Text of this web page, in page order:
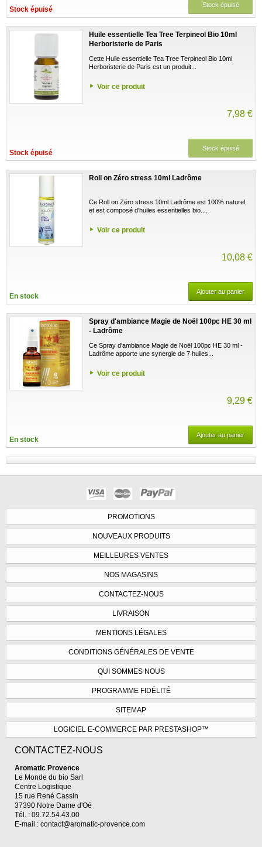
Stock épuisé
Stock épuisé
Huile essentielle Tea Tree Terpineol Bio 10ml
Herboristerie de Paris
Cette Huile essentielle Tea Tree Terpineol Bio 10ml
Herboristerie de Paris est un produit...
Voir ce produit
7,98 €
Stock épuisé
Stock épuisé
Roll on Zéro stress 10ml Ladrôme
Ce Roll on Zéro stress 10ml Ladrôme est 100% naturel,
et est composé d'huiles essentielles bio....
Voir ce produit
10,08 €
En stock
Ajouter au panier
Spray d'ambiance Magie de Noël 100pc HE 30 ml
- Ladrôme
Ce Spray d'ambiance Magie de Noël 100pc HE 30 ml -
Ladrôme apporte une synergie de 7 huiles...
Voir ce produit
9,29 €
En stock
Ajouter au panier
PROMOTIONS
NOUVEAUX PRODUITS
MEILLEURES VENTES
NOS MAGASINS
CONTACTEZ-NOUS
LIVRAISON
MENTIONS LÉGALES
CONDITIONS GÉNÉRALES DE VENTE
QUI SOMMES NOUS
PROGRAMME FIDÉLITÉ
SITEMAP
LOGICIEL E-COMMERCE PAR PRESTASHOP™
CONTACTEZ-NOUS
Aromatic Provence
Le Monde du bio Sarl
Centre Logistique
15 rue René Cassin
37390 Notre Dame d'Oé
Tél. : 09.72.54.43.00
E-mail : contact@aromatic-provence.com